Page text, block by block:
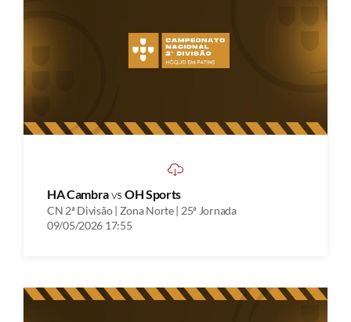
HA Cambravs OH Sports
CN 2ª Divisão | Zona Norte | 25ª Jornada
09/05/2026 17:55